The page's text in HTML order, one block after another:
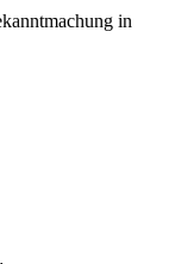
in